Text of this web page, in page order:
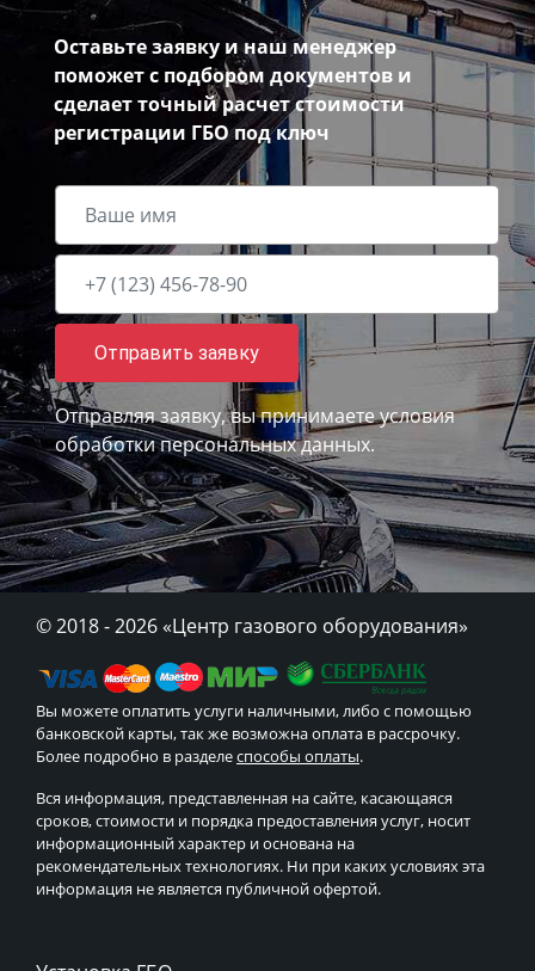
Оставьте заявку и наш менеджер
поможет с подбором документов и
сделает точный расчет стоимости
регистрации ГБО под ключ
Отправить заявку
Отправляя заявку, вы принимаетеусловия
обработки персональных данных.
© 2018 - 2026 «Центр газового оборудования»
Вы можете оплатить услуги наличными, либо с помощью
банковской карты, так же возможна оплата в рассрочку.
Более подробно в разделеспособы оплаты.
Вся информация, представленная на сайте, касающаяся
сроков, стоимости и порядка предоставления услуг, носит
информационный характер и основана на
рекомендательных технологиях. Ни при каких условиях эта
информация не является публичной офертой.